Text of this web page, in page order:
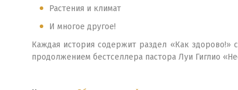
Растения и климат
И многое другое!
Каждая история содержит раздел «Как здорово!»
продолжением бестселлера пастора Луи Гиглио